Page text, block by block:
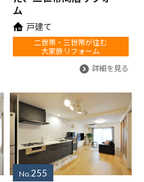
ム
戸建て
二世帯・三世帯が住む
大家族リフォーム
詳細を見る
No. 255